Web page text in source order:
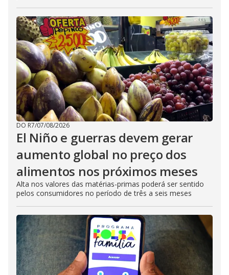
DO R7/07/08/2026
El Niño e guerras devem gerar
aumento global no preço dos
alimentos nos próximos meses
Alta nos valores das matérias-primas poderá ser sentido
pelos consumidores no período de três a seis meses